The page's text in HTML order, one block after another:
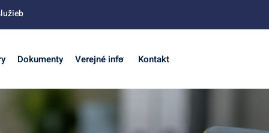
Dokumenty Verejné info Kontakt